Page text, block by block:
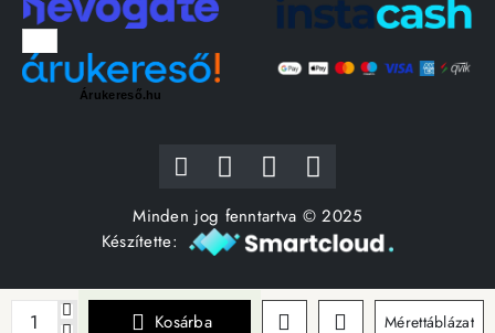
Kosárba Mérettáblázat
Árukereső.hu
Minden jog fenntartva © 2025
Készítette: